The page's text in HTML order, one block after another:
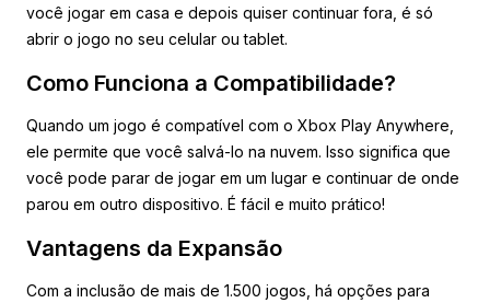
você jogar em casa e depois quiser continuar fora, é só
abrir o jogo no seu celular ou tablet.
Como Funciona a Compatibilidade?
Quando um jogo é compatível com o Xbox Play Anywhere,
ele permite que você salvá-lo na nuvem. Isso significa que
você pode parar de jogar em um lugar e continuar de onde
parou em outro dispositivo. É fácil e muito prático!
Vantagens da Expansão
Com a inclusão de mais de 1.500 jogos, há opções para